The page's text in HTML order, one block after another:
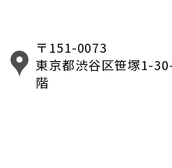
〒151-0073
東京都渋谷区笹塚1-
階